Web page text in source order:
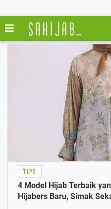
TIPS
4 Model Hijab Terbaik
Hijabers Baru, Simak